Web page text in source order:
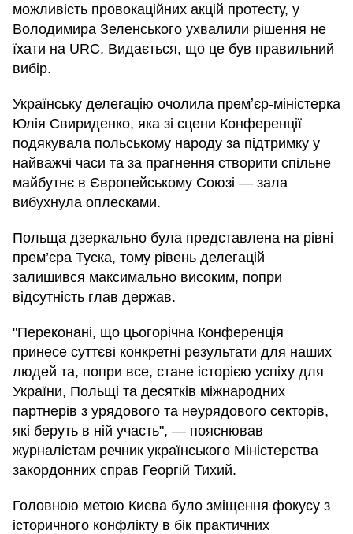
можливість провокаційних акцій протесту, у
Володимира Зеленського ухвалили рішення не
їхати на URC. Видається, що це був правильний
вибір.
Українську делегацію очолила премʼєр-міністерка
Юлія Свириденко, яка зі сцени Конференції
подякувала польському народу за підтримку у
найважчі часи та за прагнення створити спільне
майбутнє в Європейському Союзі — зала
вибухнула оплесками.
Польща дзеркально була представлена на рівні
прем’єра Туска, тому рівень делегацій
залишився максимально високим, попри
відсутність глав держав.
"Переконані, що цьогорічна Конференція
принесе суттєві конкретні результати для наших
людей та, попри все, стане історією успіху для
України, Польщі та десятків міжнародних
партнерів з урядового та неурядового секторів,
які беруть в ній участь", — пояснював
журналістам речник українського Міністерства
закордонних справ Георгій Тихий.
Головною метою Києва було зміщення фокусу з
історичного конфлікту в бік практичних